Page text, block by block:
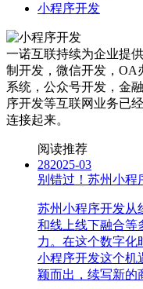
小程序开发
一诺互联持续为企业提
制开发，微信开发，OA
系统，公众号开发，金
序开发等互联网业务已
连接起来。
阅读推荐
282025-03
别错过！苏州小程
苏州小程序开发从
和线上线下融合等
力。在这个数字化
小程序开发这个机
颖而出，续写新的